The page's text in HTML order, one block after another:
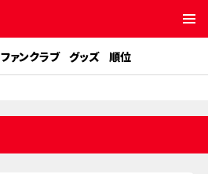
ファンクラブ グッズ 順位